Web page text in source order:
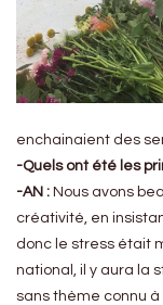
enchainaient des
-Quels ont été les
-AN : Nous avons
créativité, en
donc le stress était
national, il y aura la
sans thème connu